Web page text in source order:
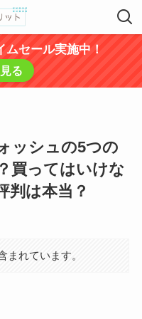
セール実施中！
る
ッシュの5つの
買ってはいけな
判は本当？
まれています。